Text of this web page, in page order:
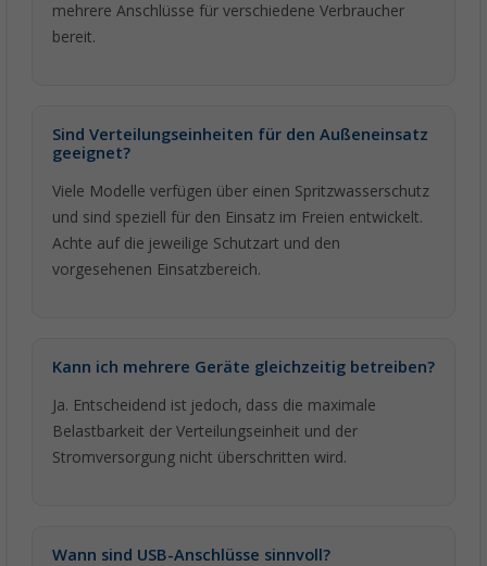
mehrere Anschlüsse für verschiedene Verbraucher
bereit.
Sind Verteilungseinheiten für den Außeneinsatz
geeignet?
Viele Modelle verfügen über einen Spritzwasserschutz
und sind speziell für den Einsatz im Freien entwickelt.
Achte auf die jeweilige Schutzart und den
vorgesehenen Einsatzbereich.
Kann ich mehrere Geräte gleichzeitig betreiben?
Ja. Entscheidend ist jedoch, dass die maximale
Belastbarkeit der Verteilungseinheit und der
Stromversorgung nicht überschritten wird.
Wann sind USB-Anschlüsse sinnvoll?